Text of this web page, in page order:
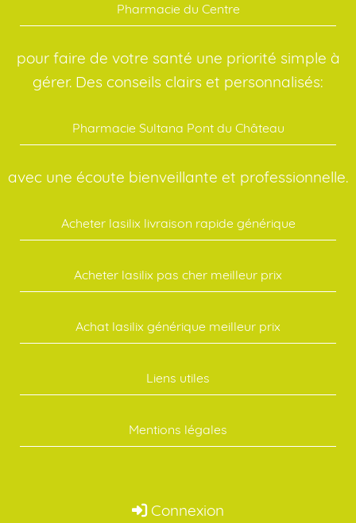
Pharmacie du Centre
pour faire de votre santé une priorité simple à
gérer. Des conseils clairs et personnalisés:
Pharmacie Sultana Pont du Château
avec une écoute bienveillante et professionnelle.
Acheter lasilix livraison rapide générique
Acheter lasilix pas cher meilleur prix
Achat lasilix générique meilleur prix
Liens utiles
Mentions légales
Connexion